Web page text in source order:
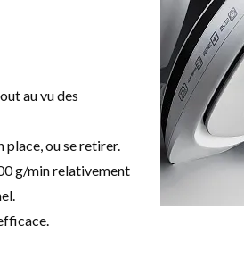
au vu des
place, ou se retirer.
g/min relativement